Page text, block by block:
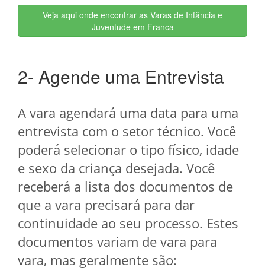
Veja aqui onde encontrar as Varas de Infância e
Juventude em Franca
2- Agende uma Entrevista
A vara agendará uma data para uma
entrevista com o setor técnico. Você
poderá selecionar o tipo físico, idade
e sexo da criança desejada. Você
receberá a lista dos documentos de
que a vara precisará para dar
continuidade ao seu processo. Estes
documentos variam de vara para
vara, mas geralmente são: